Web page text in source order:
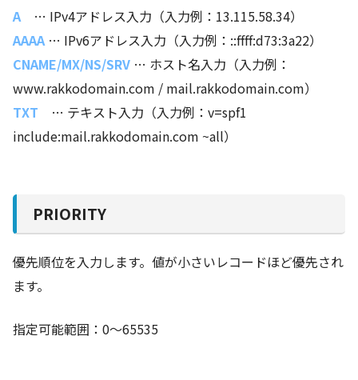
A… IPv4アドレス入力（入力例：13.115.58.34）
AAAA… IPv6アドレス入力（入力例：::ffff:d73:3a22）
CNAME/MX/NS/SRV … ホスト名入力（入力例：
www.rakkodomain.com / mail.rakkodomain.com）
TXT … テキスト入力（入力例：v=spf1
include:mail.rakkodomain.com ~all）
PRIORITY
優先順位を入力します。値が小さいレコードほど優先され
ます。
指定可能範囲：0～65535